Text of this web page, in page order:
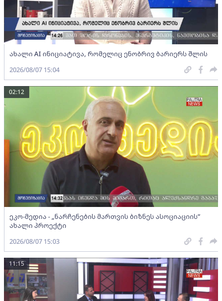
ახალი AI ინიციატივა, რომელიც ენობრივ ბარიერს შლის
2026/08/07 15:04
ეკო-მედია - „ნარჩენების მართვის ბიზნეს ასოციაციის”
ახალი პროექტი
02:12
2026/08/07 15:03
11:15